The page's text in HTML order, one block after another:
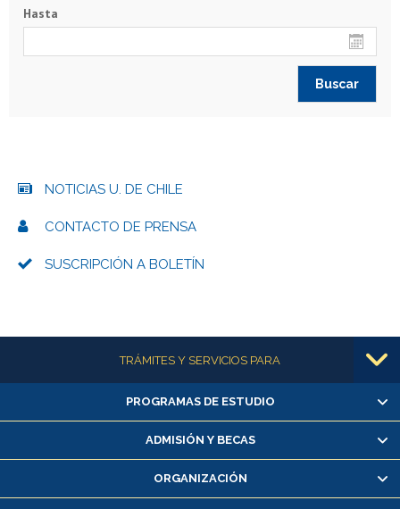
Hasta
NOTICIAS U. DE CHILE
CONTACTO DE PRENSA
SUSCRIPCIÓN A BOLETÍN
Más informaciónTRÁMITES Y SERVICIOS PARA
Alumnas/os y exalumnas/os
Matrícula en línea
Inscripción y cambio de asignaturas
Consulta y certificado de notas
PROGRAMAS DE ESTUDIO
ADMISIÓN Y BECAS
ORGANIZACIÓN